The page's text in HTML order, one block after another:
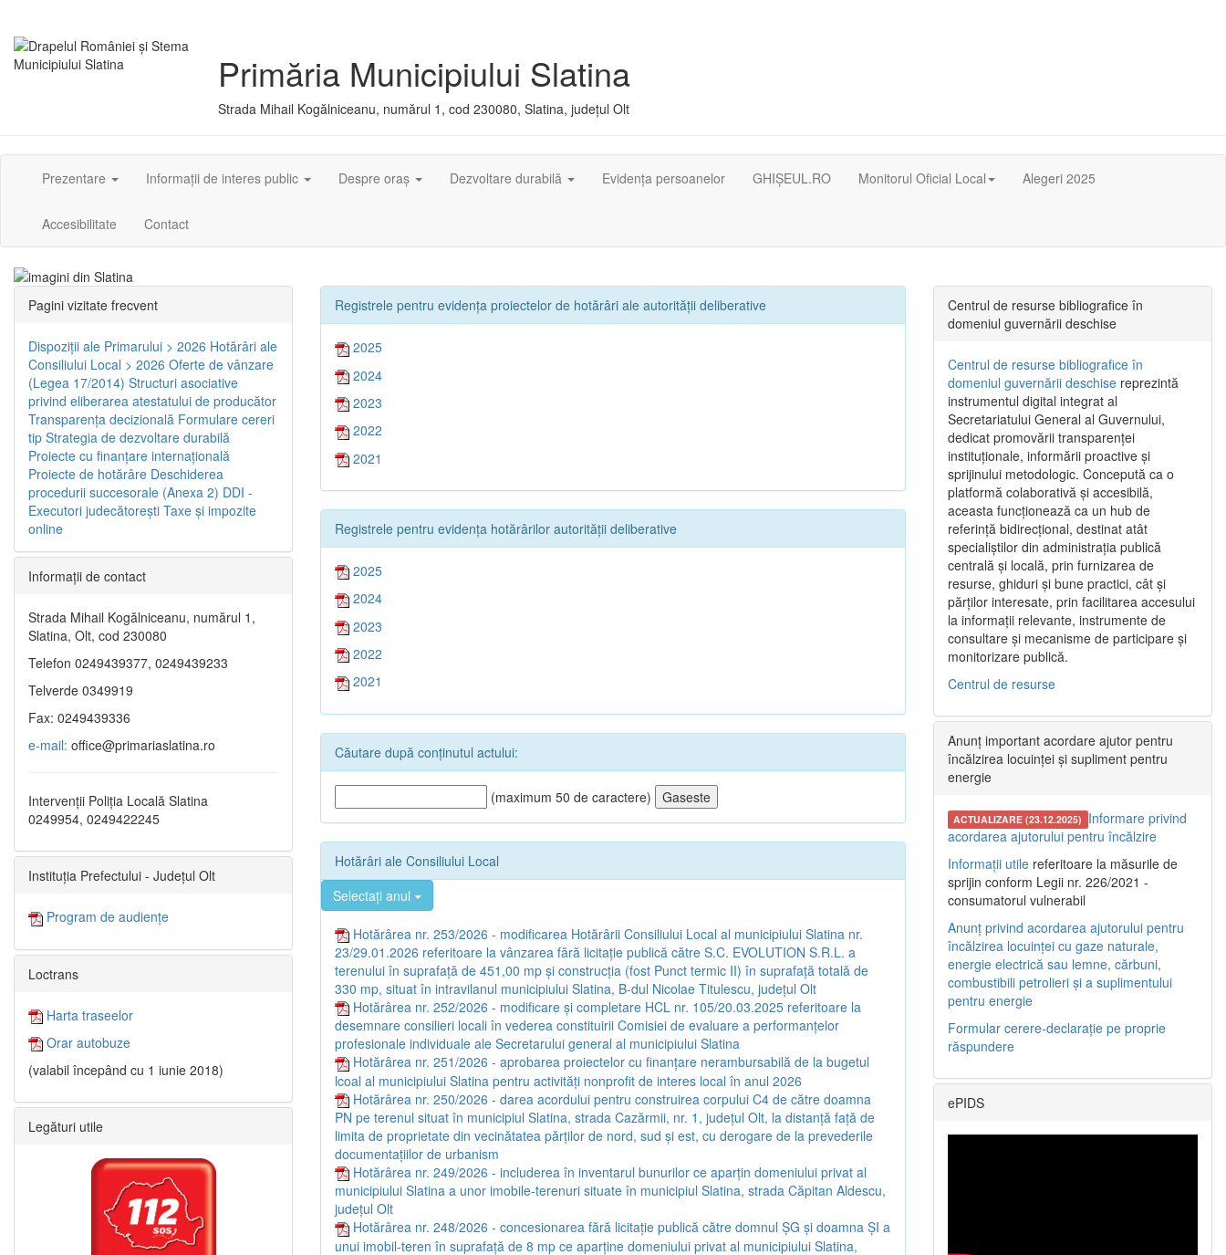
Primăria Municipiului Slatina
Strada Mihail Kogălniceanu, numărul 1, cod 230080, Slatina, județul Olt
Prezentare Informații de interes public Despre oraș Dezvoltare durabilă Evidența persoanelor GHIȘEUL.RO Monitorul Oficial Local Alegeri 2025
Accesibilitate Contact
Registrele pentru evidența proiectelor de hotărâri ale autorității deliberative
2025
2024
2023
2022
2021
Registrele pentru evidența hotărârilor autorității deliberative
2025
2024
2023
2022
2021
Căutare după conținutul actului:
(maximum 50 de caractere)
Hotărâri ale Consiliului Local
Selectați anul
Hotărârea nr. 253/2026 - modificarea Hotărârii Consiliului Local al municipiului Slatina nr.
23/29.01.2026 referitoare la vânzarea fără licitație publică către S.C. EVOLUTION S.R.L. a
terenului în suprafață de 451,00 mp și construcția (fost Punct termic II) în suprafață totală de
330 mp, situat în intravilanul municipiului Slatina, B-dul Nicolae Titulescu, județul Olt
Hotărârea nr. 252/2026 - modificare și completare HCL nr. 105/20.03.2025 referitoare la
desemnare consilieri locali în vederea constituirii Comisiei de evaluare a performanțelor
profesionale individuale ale Secretarului general al municipiului Slatina
Hotărârea nr. 251/2026 - aprobarea proiectelor cu finanțare nerambursabilă de la bugetul
lcoal al municipiului Slatina pentru activități nonprofit de interes local în anul 2026
Hotărârea nr. 250/2026 - darea acordului pentru construirea corpului C4 de către doamna
PN pe terenul situat în municipiul Slatina, strada Cazărmii, nr. 1, județul Olt, la distanță față de
limita de proprietate din vecinătatea părților de nord, sud și est, cu derogare de la prevederile
documentațiilor de urbanism
Hotărârea nr. 249/2026 - includerea în inventarul bunurilor ce aparțin domeniului privat al
municipiului Slatina a unor imobile-terenuri situate în municipiul Slatina, strada Căpitan Aldescu,
județul Olt
Hotărârea nr. 248/2026 - concesionarea fără licitație publică către domnul ȘG și doamna ȘI a
unui imobil-teren în suprafață de 8 mp ce aparține domeniului privat al municipiului Slatina,
Pagini vizitate frecvent
Dispoziţii ale Primarului > 2026 Hotărâri ale
Consiliului Local > 2026 Oferte de vânzare
(Legea 17/2014) Structuri asociative
privind eliberarea atestatului de producător
Transparenţa decizională Formulare cereri
tip Strategia de dezvoltare durabilă
Proiecte cu finanţare internaţională
Proiecte de hotărâre Deschiderea
procedurii succesorale (Anexa 2) DDI -
Executori judecătorești Taxe şi impozite
online
Informaţii de contact
Strada Mihail Kogălniceanu, numărul 1,
Slatina, Olt, cod 230080
Telefon 0249439377, 0249439233
Telverde 0349919
Fax: 0249439336
e-mail: office@primariaslatina.ro
Intervenții Poliția Locală Slatina
0249954, 0249422245
Instituția Prefectului - Județul Olt
Program de audiențe
Loctrans
Harta traseelor
Orar autobuze
(valabil începând cu 1 iunie 2018)
Legături utile
Centrul de resurse bibliografice în
domeniul guvernării deschise
Centrul de resurse bibliografice în
domeniul guvernării deschise reprezintă
instrumentul digital integrat al
Secretariatului General al Guvernului,
dedicat promovării transparenței
instituționale, informării proactive și
sprijinului metodologic. Concepută ca o
platformă colaborativă și accesibilă,
aceasta funcționează ca un hub de
referință bidirecțional, destinat atât
specialiștilor din administrația publică
centrală și locală, prin furnizarea de
resurse, ghiduri și bune practici, cât și
părților interesate, prin facilitarea accesului
la informații relevante, instrumente de
consultare și mecanisme de participare și
monitorizare publică.
Centrul de resurse
Anunț important acordare ajutor pentru
încălzirea locuinței și supliment pentru
energie
ACTUALIZARE (23.12.2025) Informare privind
acordarea ajutorului pentru încălzire
Informații utile referitoare la măsurile de
sprijin conform Legii nr. 226/2021 -
consumatorul vulnerabil
Anunț privind acordarea ajutorului pentru
încălzirea locuinței cu gaze naturale,
energie electrică sau lemne, cărbuni,
combustibili petrolieri și a suplimentului
pentru energie
Formular cerere-declarație pe proprie
răspundere
ePIDS